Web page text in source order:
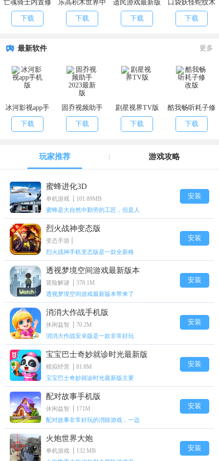
亡魂骑士内置修
改器版
下载
乐高积木世界中
文最新版
下载
遗民游戏最新版
原版
下载
口袋妖怪蛇纹木
自带金手指版
下载
最新软件 更多
冰河影视app手
机版
下载
固乔视频助手
2023最新版
下载
剧星视界TV版
下载
酷我畅听耗子修
改版
下载
玩家推荐 游戏攻略
蜜蜂进化3D
单机游戏
101.89MB
蜜蜂是大自然中勤劳的工匠，但是人
安装
烈火战神变态版
变态手游
烈火战神手机变态版是一款全新格
安装
透视梦境空间游戏最新版本
冒险解谜
378.1M
透视梦境空间游戏最新版本带来了
安装
消消大作战手机版
休闲益智
70.2M
消消大作战安卓版是一款非常好玩
安装
宝宝巴士奇妙就诊时光最新版
模拟经营
81.8M
宝宝巴士奇妙就诊时光最新版主要
安装
配对故事手机版
休闲益智
171M
配对故事非常好玩的消除游戏，一边
安装
火炮世界大炮
单机游戏
132 MB
安装